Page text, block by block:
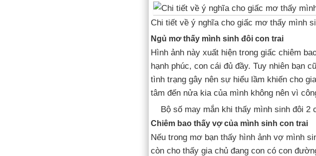
Chi tiết về ý nghĩa cho giấc mơ thấy mình
Ngủ mơ thấy mình sinh đôi con trai
Hình ảnh này xuất hiện trong giấc chiêm
hạnh phúc, con cái đủ đầy. Tuy nhiên bạn
tình trạng gây nên sự hiểu lầm khiến cho
tâm đến nửa kia của mình không nên vì
Bộ số may mắn khi thấy mình sinh đôi 2
Chiêm bao thấy vợ của mình sinh con trai
Nếu trong mơ bạn thấy hình ảnh vợ mình
còn cho thấy gia chủ đang con có con